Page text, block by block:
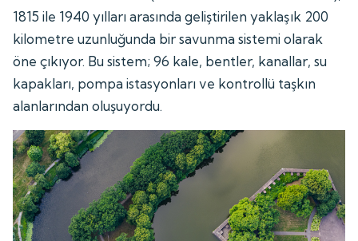
1815 ile 1940 yılları arasında geliştirilen yaklaşık 200
kilometre uzunluğunda bir savunma sistemi olarak
öne çıkıyor. Bu sistem; 96 kale, bentler, kanallar, su
kapakları, pompa istasyonları ve kontrollü taşkın
alanlarından oluşuyordu.